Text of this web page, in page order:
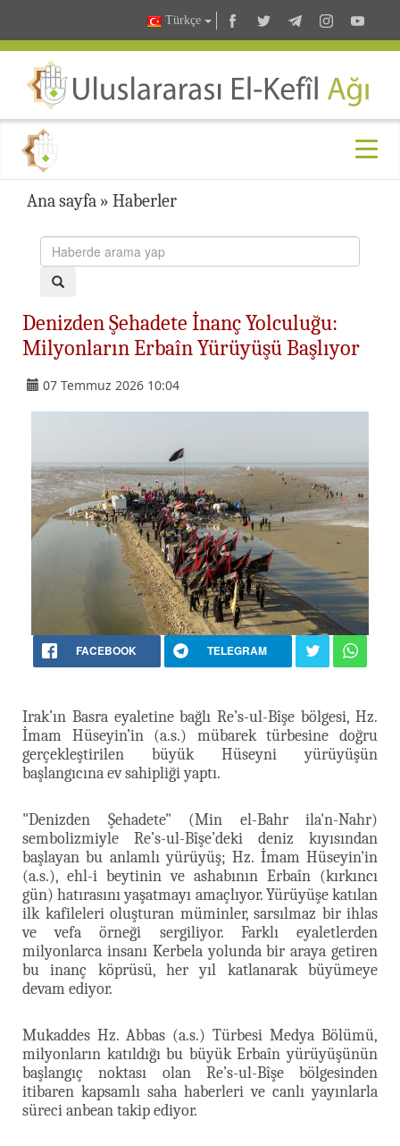
Türkçe
Ana sayfa » Haberler
Denizden Şehadete İnanç Yolculuğu:
Milyonların Erbaîn Yürüyüşü Başlıyor
07 Temmuz 2026 10:04
FACEBOOK TELEGRAM
Irak’ın Basra eyaletine bağlı Re’s-ul-Bîşe bölgesi, Hz.
İmam Hüseyin’in (a.s.) mübarek türbesine doğru
gerçekleştirilen büyük Hüseyni yürüyüşün
başlangıcına ev sahipliği yaptı.
"Denizden Şehadete" (Min el-Bahr ila'n-Nahr)
sembolizmiyle Re’s-ul-Bîşe’deki deniz kıyısından
başlayan bu anlamlı yürüyüş; Hz. İmam Hüseyin'in
(a.s.), ehl-i beytinin ve ashabının Erbaîn (kırkıncı
gün) hatırasını yaşatmayı amaçlıyor. Yürüyüşe katılan
ilk kafileleri oluşturan müminler, sarsılmaz bir ihlas
ve vefa örneği sergiliyor. Farklı eyaletlerden
milyonlarca insanı Kerbela yolunda bir araya getiren
bu inanç köprüsü, her yıl katlanarak büyümeye
devam ediyor.
Mukaddes Hz. Abbas (a.s.) Türbesi Medya Bölümü,
milyonların katıldığı bu büyük Erbaîn yürüyüşünün
başlangıç noktası olan Re’s-ul-Bîşe bölgesinden
itibaren kapsamlı saha haberleri ve canlı yayınlarla
süreci anbean takip ediyor.